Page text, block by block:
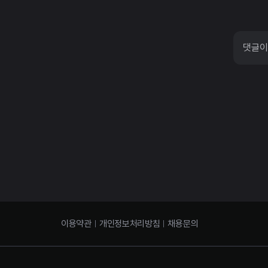
댓글
이용약관 개인정보처리방침 채용문의